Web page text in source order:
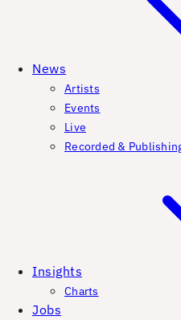
News
Artists
Events
Live
Recorded &
Insights
Charts
Jobs